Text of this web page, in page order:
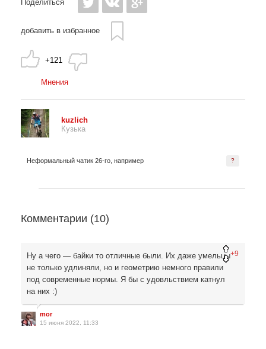
Поделиться
добавить в избранное
+121
Мнения
kuzlich
Кузька
?
Неформальный чатик 26-го, например
Комментарии (10)
+9
Ну а чего — байки то отличные были. Их даже умельцы
не только удлиняли, но и геометрию немного правили
под современные нормы. Я бы с удовльствием катнул
на них :)
mor
15 июня 2022, 11:33